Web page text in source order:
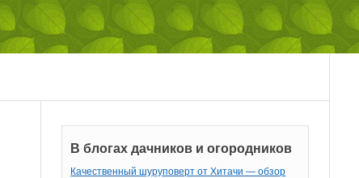
В блогах дачников и огородников
Качественный шуруповерт от Хитачи — обзор